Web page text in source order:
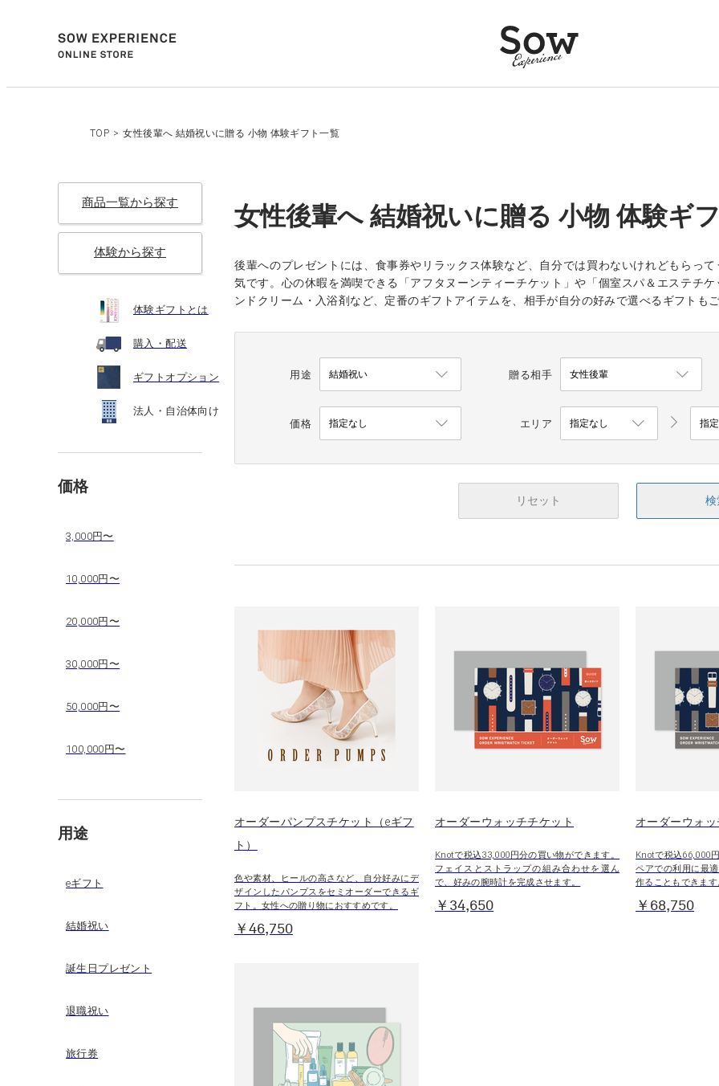
TOP > 女性後輩へ 結婚祝いに贈る 小物 体験ギフト一覧
商品一覧から探す
体験から探す
体験ギフトとは
購入・配送
ギフトオプション
法人・自治体向け
価格
3,000円〜
10,000円〜
20,000円〜
30,000円〜
50,000円〜
100,000円〜
用途
eギフト
結婚祝い
誕生日プレゼント
退職祝い
旅行券
女性後輩へ 結婚祝いに贈る 小物 体験ギ
後輩へのプレゼントには、食事券やリラックス体験など、自分では買わないけれどもらっ
気です。心の休暇を満喫できる「アフタヌーンティーチケット」や「個室スパ＆エステチ
ンドクリーム・入浴剤など、定番のギフトアイテムを、相手が自分の好みで選べるギフトも
用途 贈る相手
価格 エリア
リセット 検
オーダーパンプスチケット（eギフ
ト）
色や素材、ヒールの高さなど、自分好みにデ
ザインしたパンプスをセミオーダーできるギ
フト。女性への贈り物におすすめです。
￥46,750
オーダーウォッチチケット
Knotで税込33,000円分の買い物ができます。
フェイスとストラップの組み合わせを選ん
で、好みの腕時計を完成させます。
￥34,650
オーダーウォ
Knotで税込66,000
ペアでの利用に最
作ることもできます
￥68,750